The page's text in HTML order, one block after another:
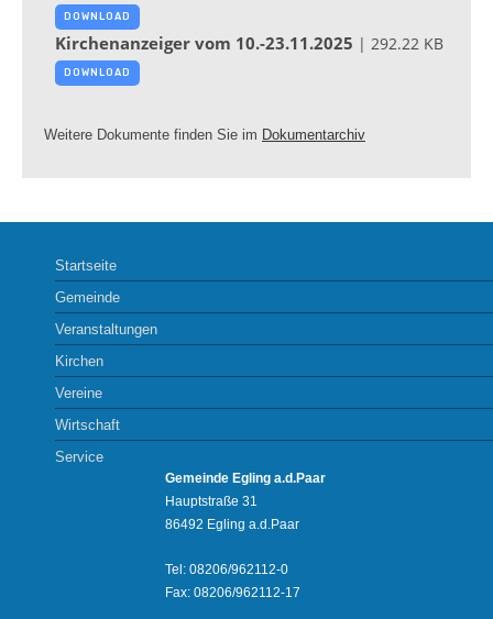
DOWNLOAD
Kirchenanzeiger vom 10.-23.11.2025 | 292.22 KB
DOWNLOAD
Weitere Dokumente finden Sie im ​ Dokumentarchiv
Startseite
Gemeinde
Veranstaltungen
Kirchen
Vereine
Wirtschaft
Service
Gemeinde Egling a.d.Paar
Hauptstraße 31
86492 Egling a.d.Paar
Tel: 08206/962112-0
Fax: 08206/962112-17